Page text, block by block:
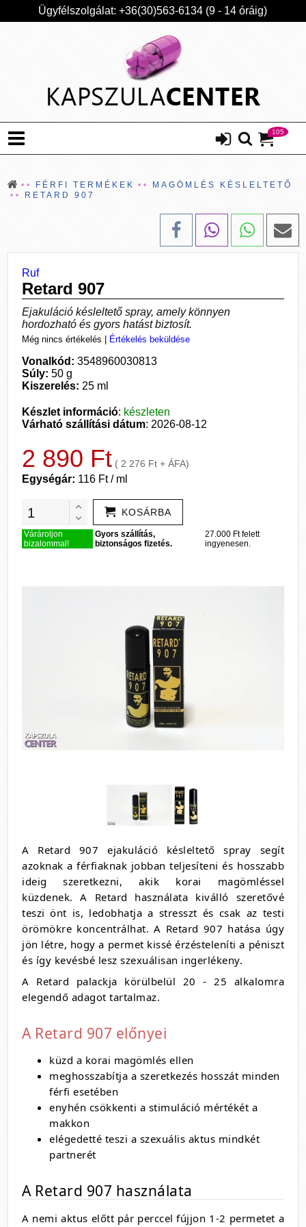
Ügyfélszolgálat: +36(30)563-6134 (9 - 14 óráig)
105
FÉRFI TERMÉKEK
MAGÖMLÉS KÉSLELTETŐ
RETARD 907
Ruf
Retard 907
Ejakuláció késleltető spray, amely könnyen
hordozható és gyors hatást biztosít.
Még nincs értékelés Értékelés beküldése
Vonalkód: 3548960030813
Súly: 50 g
Kiszerelés: 25 ml
Készlet információ: készleten
Várható szállítási dátum: 2026-08-12
2 890 Ft ( 2 276 Ft + ÁFA)
Egységár: 116 Ft / ml
KOSÁRBA
Várároljon
bizalommal!
Gyors szállítás,
biztonságos fizetés.
27.000 Ft felett
ingyenesen.
A Retard 907 ejakuláció késleltető spray segít
azoknak a férfiaknak jobban teljesíteni és hosszabb
ideig szeretkezni, akik korai magömléssel
küzdenek. A Retard használata kiválló szeretővé
teszi önt is, ledobhatja a stresszt és csak az testi
örömökre koncentrálhat. A Retard 907 hatása úgy
jön létre, hogy a permet kissé érzésteleníti a péniszt
és így kevésbé lesz szexuálisan ingerlékeny.
A Retard palackja körülbelül 20 - 25 alkalomra
elegendő adagot tartalmaz.
A Retard 907 előnyei
küzd a korai magömlés ellen
meghosszabítja a szeretkezés hosszát minden
férfi esetében
enyhén csökkenti a stimuláció mértékét a
makkon
elégedetté teszi a szexuális aktus mindkét
partnerét
A Retard 907 használata
A nemi aktus előtt pár perccel fújjon 1-2 permetet a